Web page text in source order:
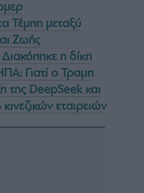
Τέμπη μεταξύ
Ζωής
η δίκη
Γιατί ο Τραμπ
της DeepSeek και
εταιρειών